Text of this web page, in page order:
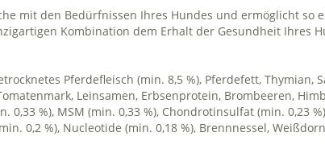
mit den Bedürfnissen Ihres Hundes und ermöglicht
Kombination dem Erhalt der Gesundheit Ihres
Pferdefleisch (min. 8,5 %), Pferdefett,
Leinsamen, Erbsenprotein, Brombeeren,
0,33 %), MSM (min. 0,33 %), Chondrotinsulfat (min. 0,23
0,2 %), Nucleotide (min. 0,18 %), Brennnessel,